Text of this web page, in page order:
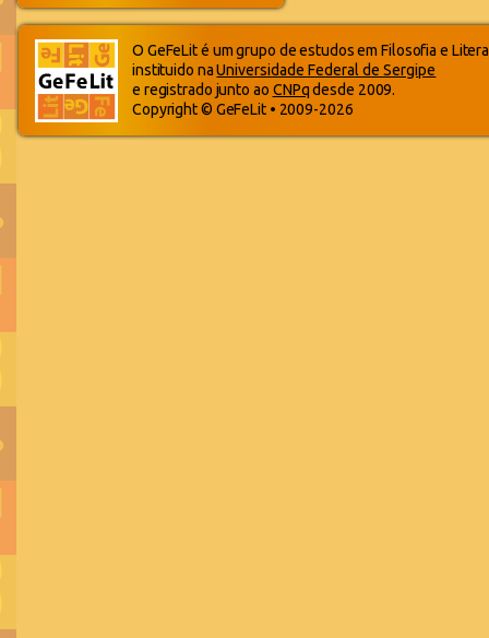
O GeFeLit é um grupo de estudos em Filosofia e
instituido naUniversidade Federal de Sergipe
e registrado junto ao CNPqdesde 2009.
Copyright © GeFeLit • 2009-2026